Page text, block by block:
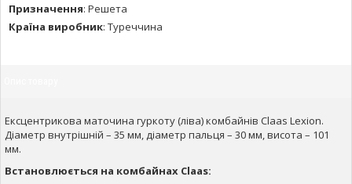
Призначення: Решета
Країна виробник: Туреччина
Ексцентрикова маточина гуркоту (ліва) комбайнів Claas Lexion.
Діаметр внутрішній – 35 мм, діаметр пальця – 30 мм, висота – 101
мм.
Встановлюється на комбайнах Claas: